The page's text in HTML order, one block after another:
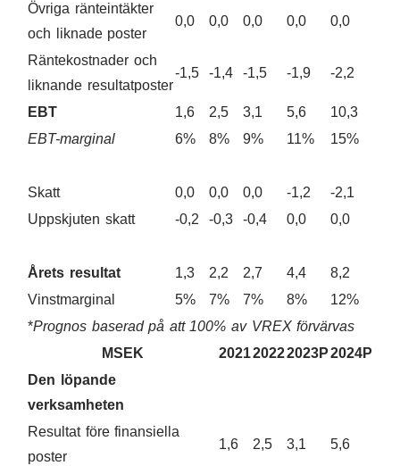
Övriga ränteintäkter
och liknade poster
0,0 0,0 0,0 0,0 0,0
Räntekostnader och
liknande resultatposter
-1,5 -1,4 -1,5 -1,9 -2,2
EBT 1,6 2,5 3,1 5,6
10,3
EBT-marginal
6% 8% 9% 11% 15%
Skatt 0,0 0,0 0,0 -1,2
-2,1
Uppskjuten skatt
-0,2 -0,3 -0,4 0,0 0,0
Årets resultat 1,3 2,2 2,7 4,4
8,2
Vinstmarginal
5% 7% 7% 8%
12%
*Prognos baserad på att 100% av VREX förvärvas
MSEK
202120222023P2024P
Den löpande
verksamheten
Resultat före finansiella
poster
1,6 2,5 3,1 5,6